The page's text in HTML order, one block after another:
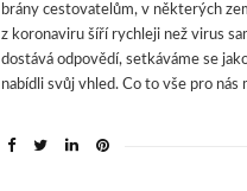
brány cestovatelům, v některých
z koronaviru šíří rychleji než virus
dostává odpovědí, setkáváme se
nabídli svůj vhled. Co to vše pro nás